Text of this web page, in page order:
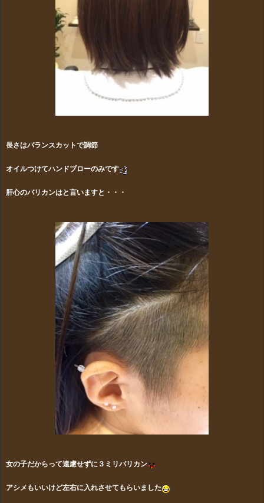
長さはバランスカットで調節
オイルつけてハンドブローのみです
肝心のバリカンはと言いますと・・・
女の子だからって遠慮せずに３ミリバリカン
アシメもいいけど左右に入れさせてもらいました